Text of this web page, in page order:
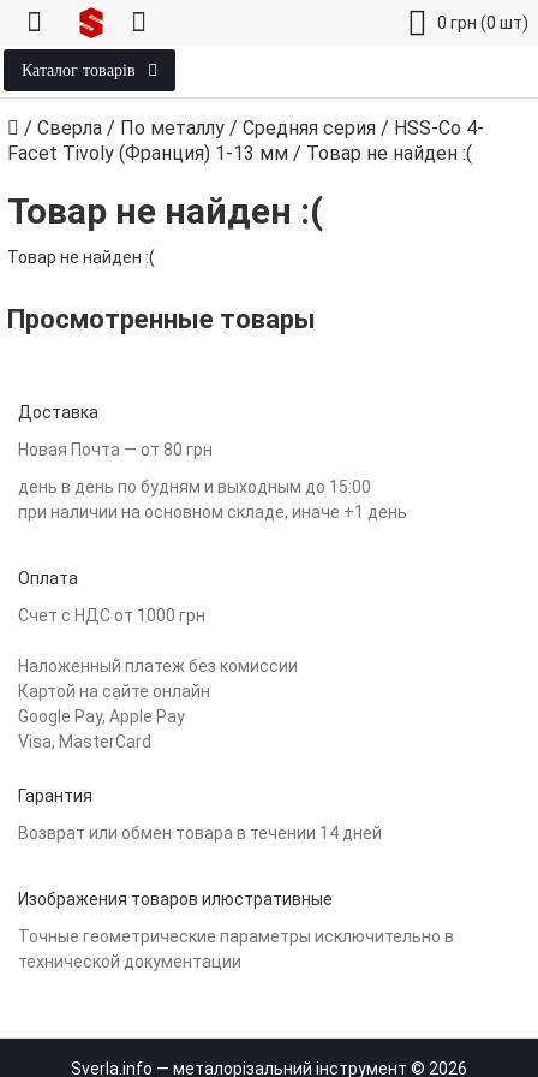
0 грн (0 шт)
Каталог товарів
/ Сверла / По металлу / Средняя серия / HSS-Co 4-
Facet Tivoly (Франция) 1‑13 мм / Товар не найден :(
Товар не найден :(
Товар не найден :(
Просмотренные товары
Доставка
Новая Почта — от 80 грн
день в день по будням и выходным до 15:00
при наличии на основном складе, иначе +1 день
Оплата
Счет с НДС от 1000 грн
Наложенный платеж без комиссии
Картой на сайте онлайн
Google Pay, Apple Pay
Visa, MasterCard
Гарантия
Возврат или обмен товара в течении 14 дней
Изображения товаров илюстративные
Точные геометрические параметры исключительно в
технической документации
Sverla.info — металорізальний інструмент © 2026